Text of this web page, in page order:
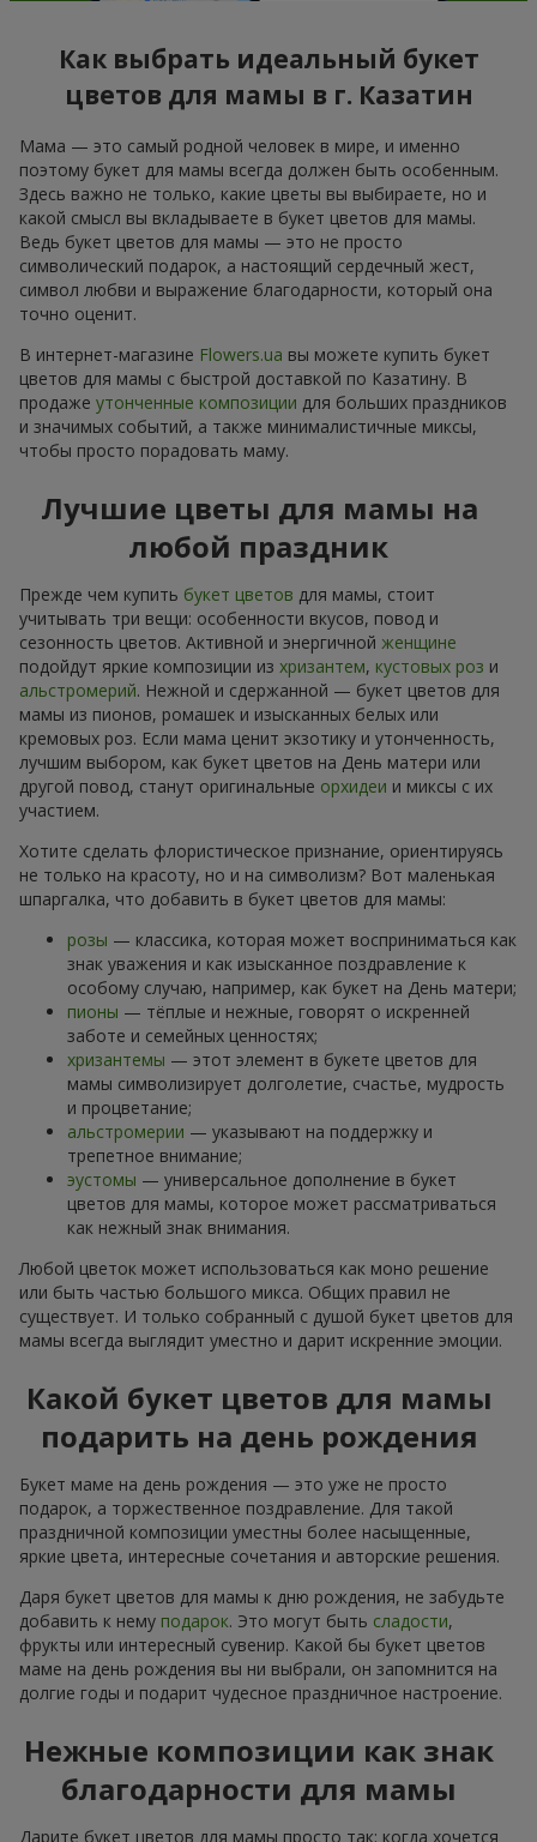
Как выбрать идеальный букет
цветов для мамы в г. Казатин
Мама — это самый родной человек в мире, и именно
поэтому букет для мамы всегда должен быть особенным.
Здесь важно не только, какие цветы вы выбираете, но и
какой смысл вы вкладываете в букет цветов для мамы.
Ведь букет цветов для мамы — это не просто
символический подарок, а настоящий сердечный жест,
символ любви и выражение благодарности, который она
точно оценит.
В интернет-магазине Flowers.ua вы можете купить букет
цветов для мамы с быстрой доставкой по Казатину. В
продаже утонченные композиции для больших праздников
и значимых событий, а также минималистичные миксы,
чтобы просто порадовать маму.
Лучшие цветы для мамы на
любой праздник
Прежде чем купить букет цветов для мамы, стоит
учитывать три вещи: особенности вкусов, повод и
сезонность цветов. Активной и энергичной женщине
подойдут яркие композиции из хризантем, кустовых роз и
альстромерий. Нежной и сдержанной — букет цветов для
мамы из пионов, ромашек и изысканных белых или
кремовых роз. Если мама ценит экзотику и утонченность,
лучшим выбором, как букет цветов на День матери или
другой повод, станут оригинальные орхидеи и миксы с их
участием.
Хотите сделать флористическое признание, ориентируясь
не только на красоту, но и на символизм? Вот маленькая
шпаргалка, что добавить в букет цветов для мамы:
розы — классика, которая может восприниматься как
знак уважения и как изысканное поздравление к
особому случаю, например, как букет на День матери;
пионы — тёплые и нежные, говорят о искренней
заботе и семейных ценностях;
хризантемы — этот элемент в букете цветов для
мамы символизирует долголетие, счастье, мудрость
и процветание;
альстромерии — указывают на поддержку и
трепетное внимание;
эустомы — универсальное дополнение в букет
цветов для мамы, которое может рассматриваться
как нежный знак внимания.
Любой цветок может использоваться как моно решение
или быть частью большого микса. Общих правил не
существует. И только собранный с душой букет цветов для
мамы всегда выглядит уместно и дарит искренние эмоции.
Какой букет цветов для мамы
подарить на день рождения
Букет маме на день рождения — это уже не просто
подарок, а торжественное поздравление. Для такой
праздничной композиции уместны более насыщенные,
яркие цвета, интересные сочетания и авторские решения.
Даря букет цветов для мамы к дню рождения, не забудьте
добавить к нему подарок. Это могут быть сладости,
фрукты или интересный сувенир. Какой бы букет цветов
маме на день рождения вы ни выбрали, он запомнится на
долгие годы и подарит чудесное праздничное настроение.
Нежные композиции как знак
благодарности для мамы
Дарите букет цветов для мамы просто так: когда хочется